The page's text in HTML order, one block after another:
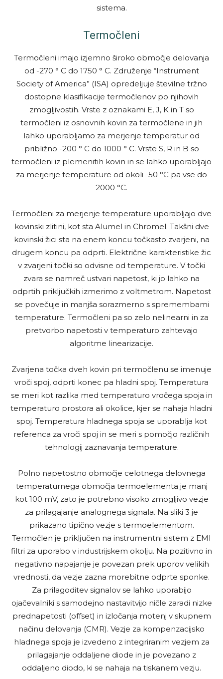
sistema.
Termočleni
Termočleni imajo izjemno široko območje delovanja
od -270 ° C do 1750 ° C. Združenje “Instrument
Society of America” (ISA) opredeljuje številne tržno
dostopne klasifikacije termočlenov po njihovih
zmogljivostih. Vrste z oznakami E, J, K in T so
termočleni iz osnovnih kovin za termočlene in jih
lahko uporabljamo za merjenje temperatur od
približno -200 ° C do 1000 ° C. Vrste S, R in B so
termočleni iz plemenitih kovin in se lahko uporabljajo
za merjenje temperature od okoli -50 °C pa vse do
2000 °C.
Termočleni za merjenje temperature uporabljajo dve
kovinski zlitini, kot sta Alumel in Chromel. Takšni dve
kovinski žici sta na enem koncu točkasto zvarjeni, na
drugem koncu pa odprti. Električne karakteristike žic
v zvarjeni točki so odvisne od temperature. V točki
zvara se namreč ustvari napetost, ki jo lahko na
odprtih priključkih izmerimo z voltmetrom. Napetost
se povečuje in manjša sorazmerno s spremembami
temperature. Termočleni pa so zelo nelinearni in za
pretvorbo napetosti v temperaturo zahtevajo
algoritme linearizacije.
Zvarjena točka dveh kovin pri termočlenu se imenuje
vroči spoj, odprti konec pa hladni spoj. Temperatura
se meri kot razlika med temperaturo vročega spoja in
temperaturo prostora ali okolice, kjer se nahaja hladni
spoj. Temperatura hladnega spoja se uporablja kot
referenca za vroči spoj in se meri s pomočjo različnih
tehnologij zaznavanja temperature.
Polno napetostno območje celotnega delovnega
temperaturnega območja termoelementa je manj
kot 100 mV, zato je potrebno visoko zmogljivo vezje
za prilagajanje analognega signala. Na sliki 3 je
prikazano tipično vezje s termoelementom.
Termočlen je priključen na instrumentni sistem z EMI
filtri za uporabo v industrijskem okolju. Na pozitivno in
negativno napajanje je povezan prek uporov velikih
vrednosti, da vezje zazna morebitne odprte sponke.
Za prilagoditev signalov se lahko uporabijo
ojačevalniki s samodejno nastavitvijo ničle zaradi nizke
prednapetosti (offset) in izločanja motenj v skupnem
načinu delovanja (CMR). Vezje za kompenzacijsko
hladnega spoja je izvedeno z integriranim vezjem za
prilagajanje oddaljene diode in je povezano z
oddaljeno diodo, ki se nahaja na tiskanem vezju.